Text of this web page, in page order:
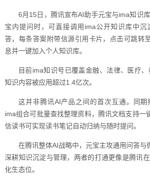
6月15日，腾讯宣布AI助手元宝与ima知识
宝内提问时，可直接调用ima公开知识库中沉
答，每条答案附带信源引用卡片，点击可跳转
息并一键加入个人知识库。
目前ima知识号已覆盖金融、法律、医疗、
知识内容被应用超过1.4亿次。
这并非腾讯AI产品之间的首次互通。同期
ima组合可批量查找整理资料，腾讯文档支持一
信读书可实现读书笔记自动归纳与随时提问。
在腾讯整体AI战略中，元宝主攻通用问答与
深耕知识沉淀与管理，两者的打通更像是腾讯
化生态位。